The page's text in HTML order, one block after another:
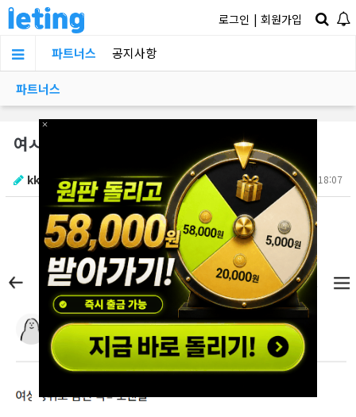
로그인 | 회원가입
파트너스 공지사항
파트너스
여ㅅ상ㅇ로 남친 극ㄹ 보낸썰
kkkkk1212 2025.10.12 18:07
×